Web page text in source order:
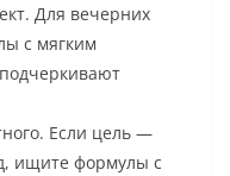
Для вечерних
с мягким
Если цель —
ищите формулы с